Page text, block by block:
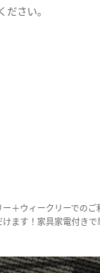
さい。
ウィークリーでの
ます！家具家電付きで